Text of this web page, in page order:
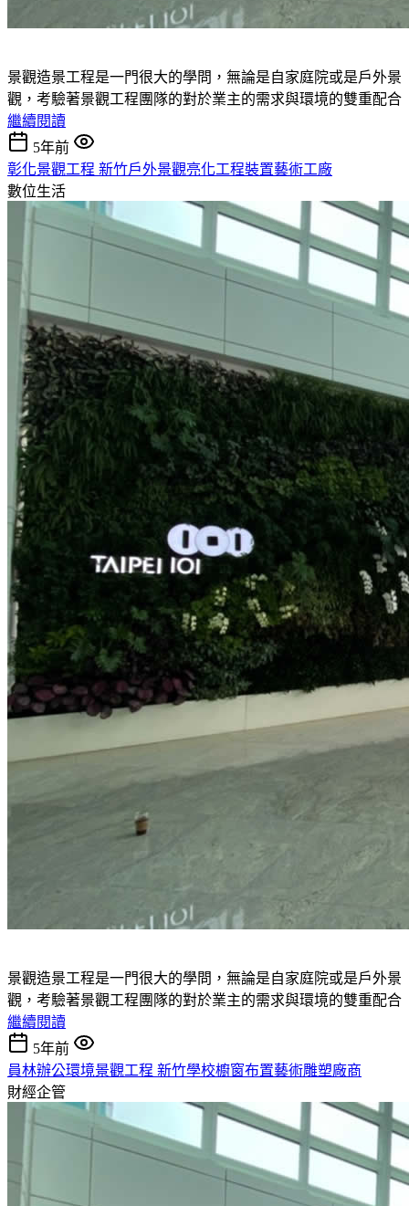
景觀造景工程是一門很大的學問，無論是自家庭院或是戶外景
觀，考驗著景觀工程團隊的對於業主的需求與環境的雙重配合
繼續閱讀
5年前
彰化景觀工程 新竹戶外景觀亮化工程裝置藝術工廠
數位生活
景觀造景工程是一門很大的學問，無論是自家庭院或是戶外景
觀，考驗著景觀工程團隊的對於業主的需求與環境的雙重配合
繼續閱讀
5年前
員林辦公環境景觀工程 新竹學校櫥窗布置藝術雕塑廠商
財經企管